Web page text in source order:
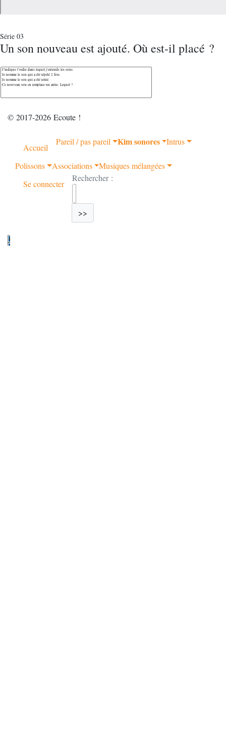
Série 03
Un son nouveau est ajouté. Où est-il placé ?
© 2017-2026 Ecoute !
Accueil
Pareil / pas pareil Kim sonores Intrus
Polissons Associations
Musiques mélangées
Se connecter
Rechercher :
>>